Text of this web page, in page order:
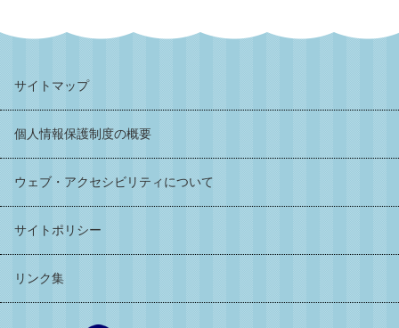
サイトマップ
個人情報保護制度の概要
ウェブ・アクセシビリティについて
サイトポリシー
リンク集